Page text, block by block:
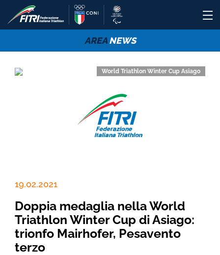
AREANEWS
World Triathlon Winter Cup Asiago
19.02.2021
Doppia medaglia nella World
Triathlon Winter Cup di Asiago:
trionfo Mairhofer, Pesavento
terzo